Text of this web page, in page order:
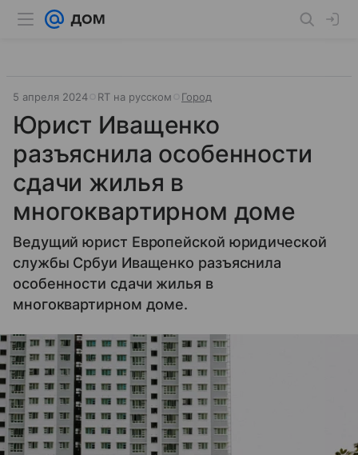
5 апреля 2024 RT на русском Город
Юрист Иващенко
разъяснила особенности
сдачи жилья в
многоквартирном доме
Ведущий юрист Европейской юридической
службы Србуи Иващенко разъяснила
особенности сдачи жилья в
многоквартирном доме.